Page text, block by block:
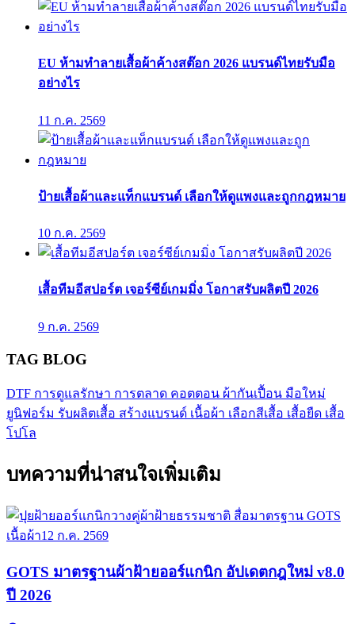
EU ห้ามทำลายเสื้อผ้าค้างสต๊อก 2026 แบรนด์ไทยรับมือ
อย่างไร
11 ก.ค. 2569
ป้ายเสื้อผ้าและแท็กแบรนด์ เลือกให้ดูแพงและถูกกฎหมาย
10 ก.ค. 2569
เสื้อทีมอีสปอร์ต เจอร์ซีย์เกมมิ่ง โอกาสรับผลิตปี 2026
9 ก.ค. 2569
TAG BLOG
DTF การดูแลรักษา การตลาด คอตตอน ผ้ากันเปื้อน มือใหม่
ยูนิฟอร์ม รับผลิตเสื้อ สร้างแบรนด์ เนื้อผ้า เลือกสีเสื้อ เสื้อยืด เสื้อ
โปโล
บทความที่น่าสนใจเพิ่มเติม
เนื้อผ้า12 ก.ค. 2569
GOTS มาตรฐานผ้าฝ้ายออร์แกนิก อัปเดตกฎใหม่ v8.0
ปี 2026